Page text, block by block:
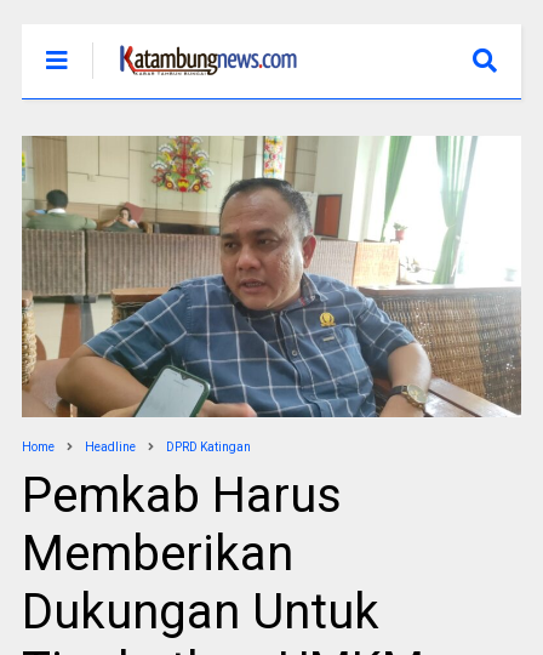
Home Headline DPRD Katingan
Pemkab Harus
Memberikan
Dukungan Untuk